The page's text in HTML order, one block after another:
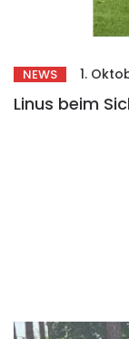
NEWS 1.
Linus beim